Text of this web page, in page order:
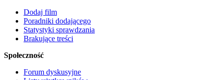
Dodaj film
Poradniki dodającego
Statystyki sprawdzania
Brakujące treści
Społeczność
Forum dyskusyjne